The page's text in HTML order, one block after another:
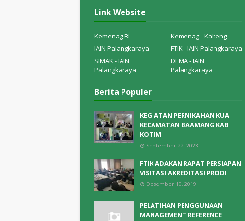
Link Website
Kemenag RI
Kemenag - Kalteng
IAIN Palangkaraya
FTIK - IAIN Palangkaraya
SIMAK - IAIN
Palangkaraya
DEMA - IAIN
Palangkaraya
Berita Populer
KEGIATAN PERNIKAHAN KUA
KECAMATAN BAAMANG KAB
KOTIM
September 22, 2023
FTIK ADAKAN RAPAT PERSIAPAN
VISITASI AKREDITASI PRODI
Desember 10, 2019
PELATIHAN PENGGUNAAN
MANAGEMENT REFERENCE